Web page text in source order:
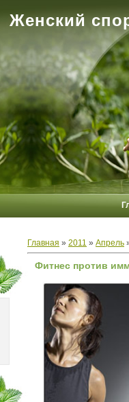
Женский
Главная » 2011 » Апрель
Фитнес против